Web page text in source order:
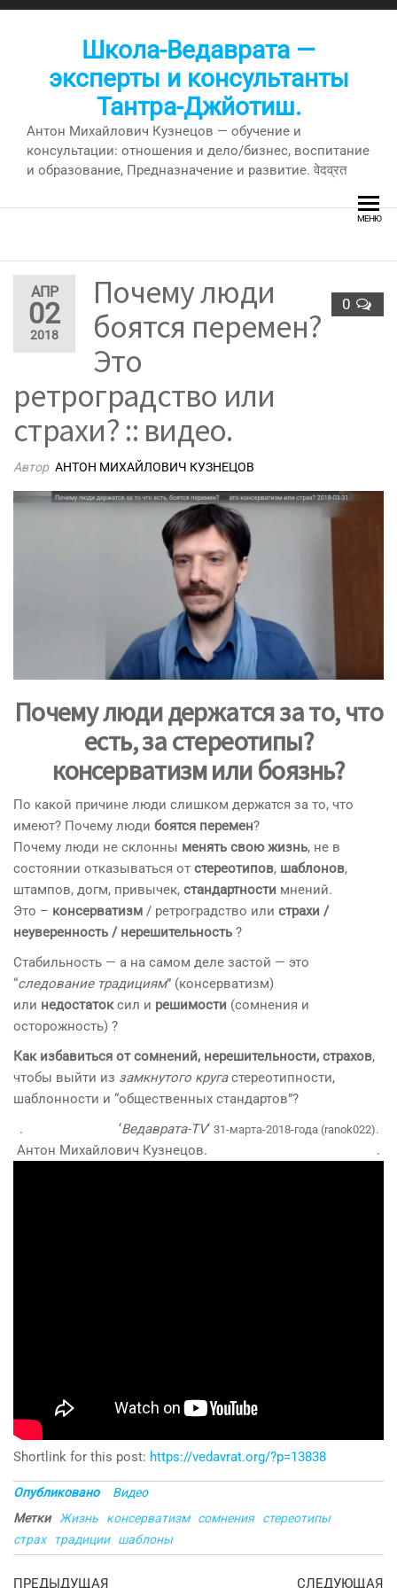
Перейти
Школа-Ведаврата —
эксперты и консультанты
Тантра-Джйотиш.
Антон Михайлович Кузнецов — обучение и
консультации: отношения и дело/бизнес, воспитание
и образование, Предназначение и развитие. वेदव्रत
МЕНЮ
АПР
02
2018
0
Почему люди
боятся перемен?
Это
ретроградство или
страхи? :: видео.
Автор АНТОН МИХАЙЛОВИЧ КУЗНЕЦОВ
Почему люди держатся за то, что
есть, за стереотипы?
консерватизм или боязнь?
По какой причине люди слишком держатся за то, что
имеют? Почему люди боятся перемен?
Почему люди не склонны менять свою жизнь, не в
состоянии отказываться от стереотипов, шаблонов,
штампов, догм, привычек, стандартности мнений.
Это – консерватизм / ретроградство или страхи /
неуверенность / нерешительность ?
Стабильность — а на самом деле застой — это
“следование традициям” (консерватизм)
или недостатоксил и решимости (сомнения и
осторожность) ?
Как избавиться от сомнений, нерешительности, страхов,
чтобы выйти из замкнутого кругастереотипности,
шаблонности и “общественных стандартов”?
. ‘Ведаврата-TV‘ 31-марта-2018-года (ranok022).
Антон Михайлович Кузнецов. .
Shortlink for this post: https://vedavrat.org/?p=13838
Опубликовано
Видео
Метки
Жизнь консерватизм сомнения
стереотипы
страх
традиции шаблоны
Предыдущая
ПРЕДЫДУЩАЯ СЛЕДУЮЩАЯ